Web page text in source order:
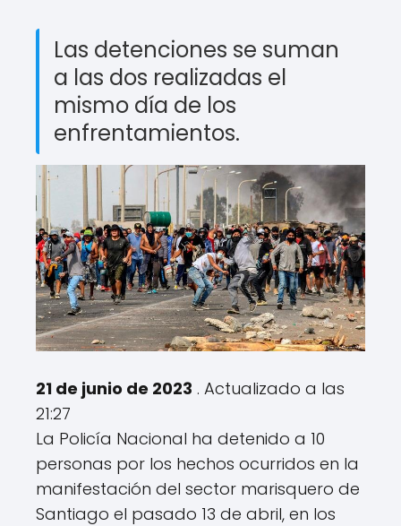
Las detenciones se suman
a las dos realizadas el
mismo día de los
enfrentamientos.
21 de junio de 2023 . Actualizado a las
21:27
La Policía Nacional ha detenido a 10
personas por los hechos ocurridos en la
manifestación del sector marisquero de
Santiago el pasado 13 de abril, en los